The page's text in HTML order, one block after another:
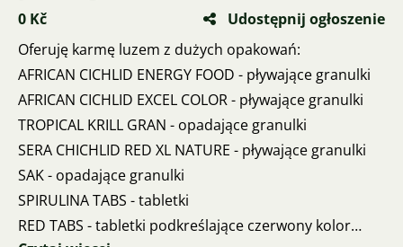
0 Kč
Udostępnij ogłoszenie
Oferuję karmę luzem z dużych opakowań:
AFRICAN CICHLID ENERGY FOOD - pływające granulki
AFRICAN CICHLID EXCEL COLOR - pływające granulki
TROPICAL KRILL GRAN - opadające granulki
SERA CHICHLID RED XL NATURE - pływające granulki
SAK - opadające granulki
SPIRULINA TABS - tabletki
RED TABS - tabletki podkreślające czerwony kolor